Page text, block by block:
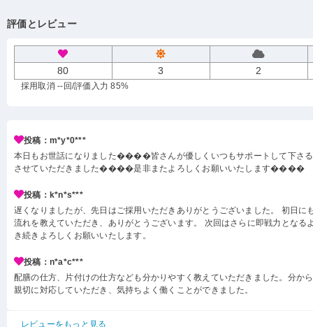
評価とレビュー
80 3 2
採用取消 --回/評価入力 85%
投稿：m*y*0***
本日もお世話になりました����皆さんが優しくいつもサポートして下さ
させていただきました����是非またよろしくお願いいたします����
投稿：k*n*s***
遅くなりましたが、先日はご採用いただきありがとうございました。 初日に
流れを教えていただき、ありがとうございます。 次回はさらに即戦力となる
き続きよろしくお願いいたします。
投稿：n*a*c***
配膳の仕方、片付けの仕方なども分かりやすく教えていただきました。分か
親切に対応していただき、気持ちよく働くことができました。
レビューをもっと見る